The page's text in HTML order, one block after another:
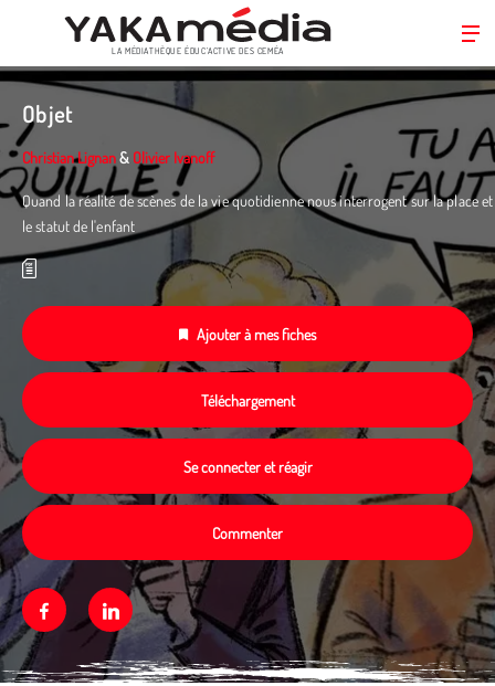
Aller
contenu
principal
LA MÉDIATHÈQUE ÉDUC’ACTIVE DES CEMÉA
Objet
Christian Lignan& Olivier Ivanoff
Quand la réalité de scènes de la vie quotidienne nous interrogent sur la place et
le statut de l'enfant
Ajouter à mes fiches
Téléchargement
Se connecter et réagir
Commenter
FacebookLinkedin